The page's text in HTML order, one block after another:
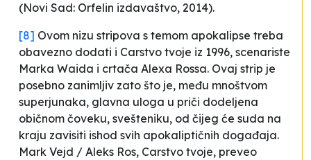
(Novi Sad: Orfelin izdavaštvo, 2014).
[8] Ovom nizu stripova s temom apokalipse treba
obavezno dodati i Carstvo tvoje iz 1996, scenariste
Marka Waida i crtača Alexa Rossa. Ovaj strip je
posebno zanimljiv zato što je, među mnoštvom
superjunaka, glavna uloga u priči dodeljena
običnom čoveku, svešteniku, od čijeg će suda na
kraju zavisiti ishod svih apokaliptičnih događaja.
Mark Vejd / Aleks Ros, Carstvo tvoje, preveo